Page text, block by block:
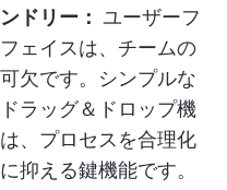
ドリー： ユーザーフ
ェイスは、チームの
欠です。シンプルな
ラッグ＆ドロップ機
、プロセスを合理化
抑える鍵機能です。